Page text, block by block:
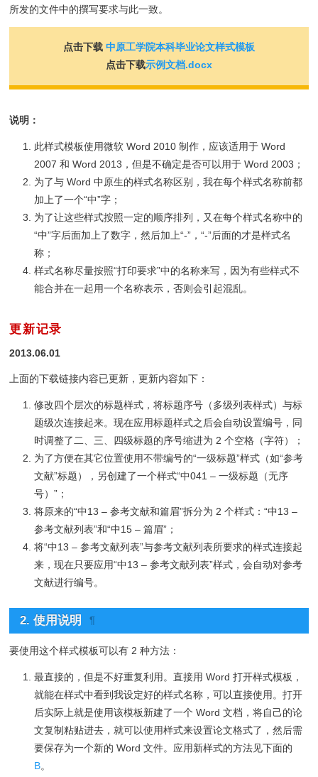
所发的文件中的撰写要求与此一致。
点击下载 中原工学院本科毕业论文样式模板
点击下载示例文档.docx
说明：
此样式模板使用微软 Word 2010 制作，应该适用于 Word
2007 和 Word 2013，但是不确定是否可以用于 Word 2003；
为了与 Word 中原生的样式名称区别，我在每个样式名称前都
加上了一个“中”字；
为了让这些样式按照一定的顺序排列，又在每个样式名称中的
“中”字后面加上了数字，然后加上“-”，“-”后面的才是样式名
称；
样式名称尽量按照“打印要求”中的名称来写，因为有些样式不
能合并在一起用一个名称表示，否则会引起混乱。
更新记录
2013.06.01
上面的下载链接内容已更新，更新内容如下：
修改四个层次的标题样式，将标题序号（多级列表样式）与标
题级次连接起来。现在应用标题样式之后会自动设置编号，同
时调整了二、三、四级标题的序号缩进为 2 个空格（字符）；
为了方便在其它位置使用不带编号的“一级标题”样式（如“参考
文献”标题），另创建了一个样式“中041 – 一级标题（无序
号）”；
将原来的“中13 – 参考文献和篇眉”拆分为 2 个样式：“中13 –
参考文献列表”和“中15 – 篇眉”；
将“中13 – 参考文献列表”与参考文献列表所要求的样式连接起
来，现在只要应用“中13 – 参考文献列表”样式，会自动对参考
文献进行编号。
2. 使用说明 ¶
要使用这个样式模板可以有 2 种方法：
最直接的，但是不好重复利用。直接用 Word 打开样式模板，
就能在样式中看到我设定好的样式名称，可以直接使用。打开
后实际上就是使用该模板新建了一个 Word 文档，将自己的论
文复制粘贴进去，就可以使用样式来设置论文格式了，然后需
要保存为一个新的 Word 文件。应用新样式的方法见下面的
B。